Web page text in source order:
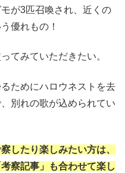
が3匹召喚され、近くの
優れもの！
てみていただきたい。
ためにハロウネストを去
別れの歌が込められてい
したり楽しみたい方は、
察記事」も合わせて楽し